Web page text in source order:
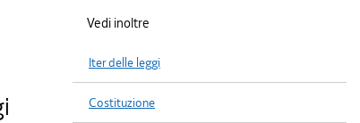
Vedi inoltre
Iter delle leggi
Costituzione